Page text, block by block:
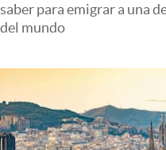
Infotechnology
Mundial 2026
Eventos Corporativos
saber para emigrar a una
del mundo